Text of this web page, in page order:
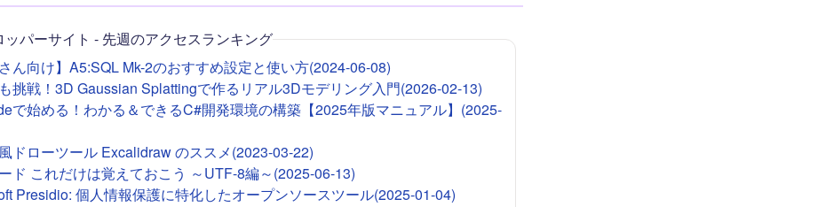
ッパーサイト - 先週のアクセスランキング
さん向け】A5:SQL Mk-2のおすすめ設定と使い方(2024-06-08)
挑戦！3D Gaussian Splattingで作るリアル3Dモデリング入門(2026-02-13)
で始める！わかる＆できるC#開発環境の構築【2025年版マニュアル】(2025-
ドローツール Excalidraw のススメ(2023-03-22)
ド これだけは覚えておこう ～UTF-8編～(2025-06-13)
Presidio: 個人情報保護に特化したオープンソースツール(2025-01-04)